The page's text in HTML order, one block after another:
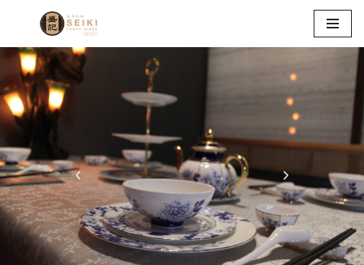
ン
テ
ン
ツ
ス
キ
ッ
プ